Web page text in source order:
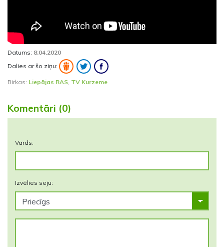
Datums: 8.04.2020
Dalies ar šo ziņu:
Birkas: Liepājas RAS TV Kurzeme
Komentāri (0)
Vārds:
Izvēlies seju: